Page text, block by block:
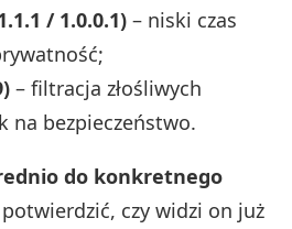
/ 1.0.0.1) – niski czas
– filtracja złośliwych
na bezpieczeństwo.
do konkretnego
czy widzi on już